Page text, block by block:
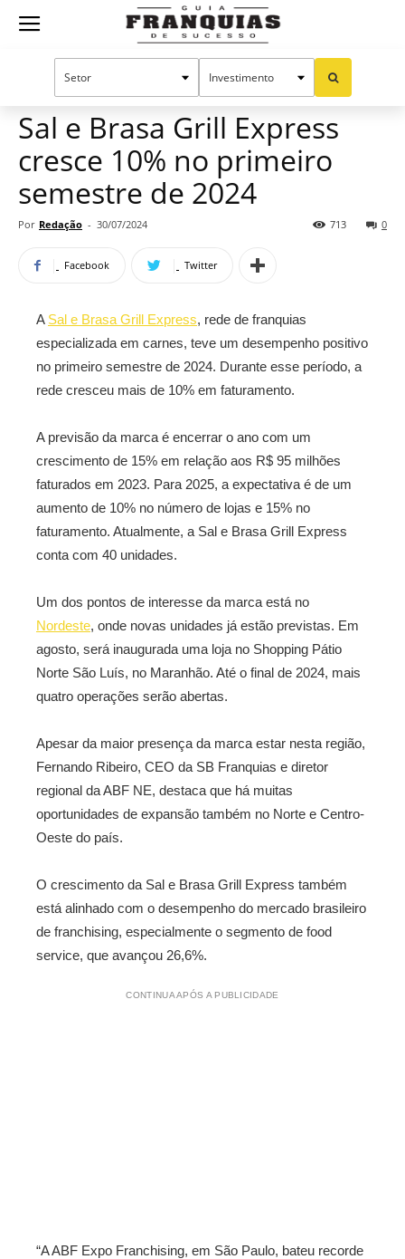
Guia
Mercado de franquias
Sal e Brasa Grill Express
cresce 10% no primeiro
semestre de 2024
Por Redação - 30/07/2024 0
713
Facebook Twitter
A Sal e Brasa Grill Express, rede de franquias
especializada em carnes, teve um desempenho positivo
no primeiro semestre de 2024. Durante esse período, a
rede cresceu mais de 10% em faturamento.
A previsão da marca é encerrar o ano com um
crescimento de 15% em relação aos R$ 95 milhões
faturados em 2023. Para 2025, a expectativa é de um
aumento de 10% no número de lojas e 15% no
faturamento. Atualmente, a Sal e Brasa Grill Express
conta com 40 unidades.
Um dos pontos de interesse da marca está no
Nordeste, onde novas unidades já estão previstas. Em
agosto, será inaugurada uma loja no Shopping Pátio
Norte São Luís, no Maranhão. Até o final de 2024, mais
quatro operações serão abertas.
Apesar da maior presença da marca estar nesta região,
Fernando Ribeiro, CEO da SB Franquias e diretor
regional da ABF NE, destaca que há muitas
oportunidades de expansão também no Norte e Centro-
Oeste do país.
O crescimento da Sal e Brasa Grill Express também
está alinhado com o desempenho do mercado brasileiro
de franchising, especialmente o segmento de food
service, que avançou 26,6%.
CONTINUA APÓS A PUBLICIDADE
“A ABF Expo Franchising, em São Paulo, bateu recorde